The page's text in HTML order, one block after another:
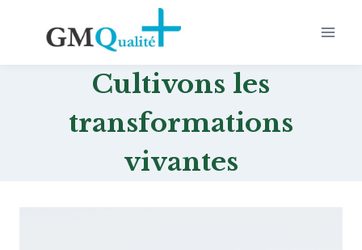
Cultivons les
transformations
vivantes